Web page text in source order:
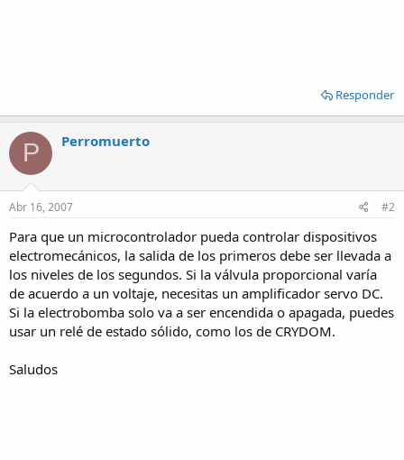
Responder
P Perromuerto
Abr 16, 2007 #2
Para que un microcontrolador pueda controlar dispositivos
electromecánicos, la salida de los primeros debe ser llevada a
los niveles de los segundos. Si la válvula proporcional varía
de acuerdo a un voltaje, necesitas un amplificador servo DC.
Si la electrobomba solo va a ser encendida o apagada, puedes
usar un relé de estado sólido, como los de CRYDOM.
Saludos